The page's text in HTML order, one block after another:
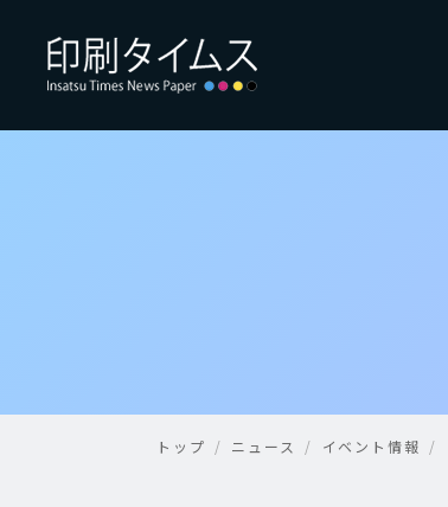
トップ ニュース イベント情報